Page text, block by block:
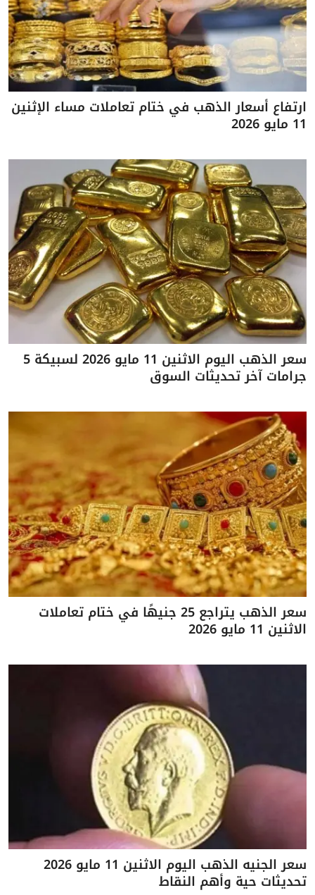
ارتفاع أسعار الذهب في ختام تعاملات مساء الإثنين
11 مايو 2026
سعر الذهب اليوم الاثنين 11 مايو 2026 لسبيكة 5
جرامات آخر تحديثات السوق
سعر الذهب يتراجع 25 جنيهًا في ختام تعاملات
الاثنين 11 مايو 2026
سعر الجنيه الذهب اليوم الاثنين 11 مايو 2026
تحديثات حية وأهم النقاط